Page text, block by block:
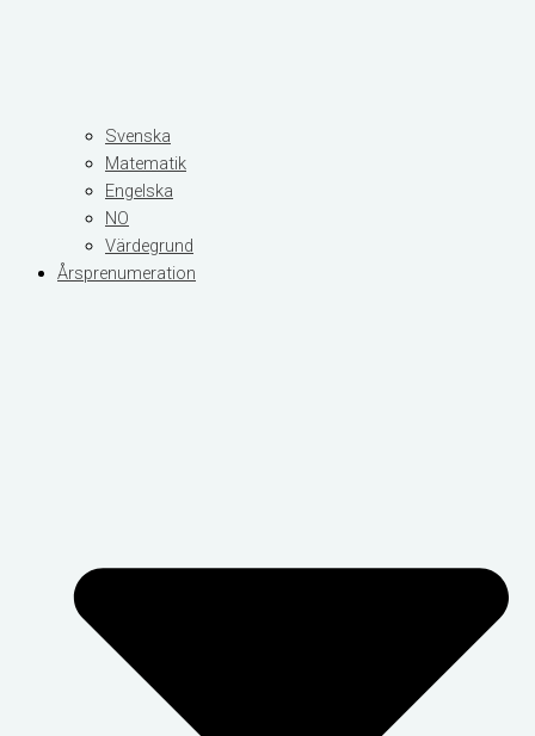
Svenska
Matematik
Engelska
NO
Värdegrund
Årsprenumeration